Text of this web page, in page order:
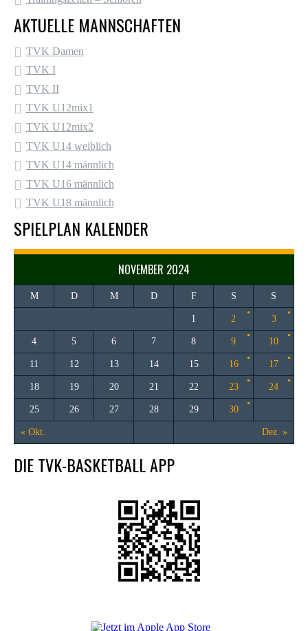
AKTUELLE MANNSCHAFTEN
TVK Damen
TVK I
TVK II
TVK U12mix1
TVK U12mix2
TVK U14 weiblich
TVK U14 männlich
TVK U16 männlich
TVK U18 männlich
SPIELPLAN KALENDER
NOVEMBER 2024
M D M D F S S
« Okt. Dez. »
1 2 3
4 5 6 7 8 9 10
11 12 13 14 15 16 17
18 19 20 21 22 23 24
25 26 27 28 29 30
DIE TVK-BASKETBALL APP